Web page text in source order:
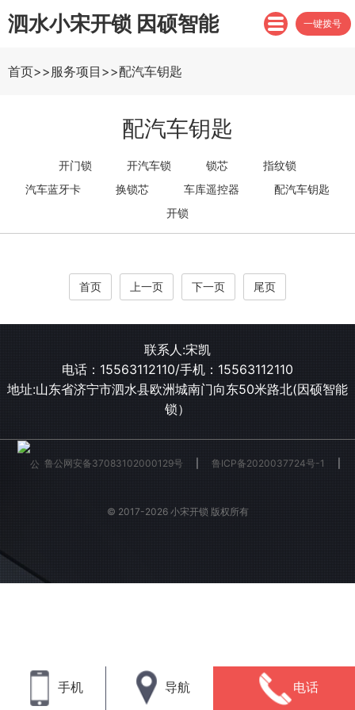
泗水小宋开锁 因硕智能 一键拨号
首页>>服务项目 >>配汽车钥匙
配汽车钥匙
开门锁 开汽车锁 锁芯
指纹锁
汽车蓝牙卡
换锁芯 车库遥控器
配汽车钥匙
开锁
首页 上一页 下一页 尾页
联系人:宋凯
电话： 15563112110/手机： 15563112110
地址:山东省济宁市泗水县欧洲城南门向东50米路北(因硕智能
锁）
鲁公网安备37083102000129号 鲁ICP备2020037724号-1
© 2017-2026 小宋开锁 版权所有
手机 导航 电话